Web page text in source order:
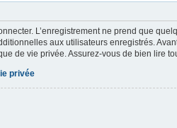
L’enregistrement ne prend que
aux utilisateurs enregistrés.
de vie privée. Assurez-vous de bien lire
privée